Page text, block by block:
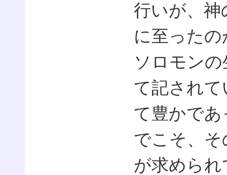
行いが、
に至った
ソロモン
て記され
て豊かで
でこそ、
が求めら